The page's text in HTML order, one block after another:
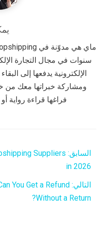
سنوات في مجال التجارة
الإلكترونية يدفعها إلى
ومشاركة خبراتها معك من
فراغها قراءة رواية
السابق: Suppliers
in 2026
التالي: You Get a Refund
Without a Return?